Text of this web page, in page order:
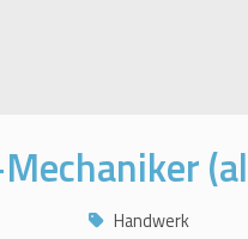
Handwerk